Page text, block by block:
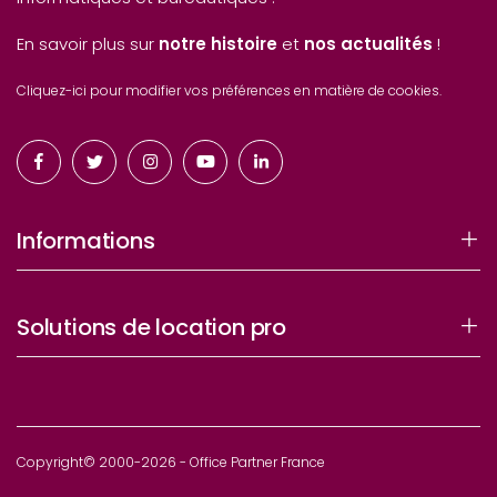
En savoir plus sur notre histoire et nos actualités !
Cliquez-ici pour modifier vos préférences en matière de cookies.
Informations
Solutions de location pro
Copyright© 2000-2026 - Office Partner France